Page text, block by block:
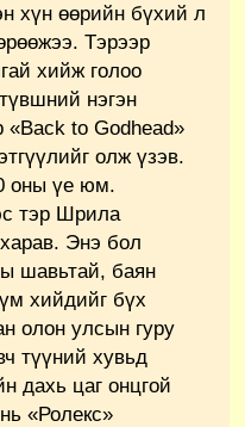
хүн өөрийн бүхий л
Тэрээр
хийж голоо
нэгэн
«Back to Godhead»
олж үзэв.
оны үе юм.
тэр Шрила
Энэ бол
шавьтай, баян
хийдийг бүх
олон улсын гуру
түүний хувьд
дахь цаг онцгой
«Ролекс»